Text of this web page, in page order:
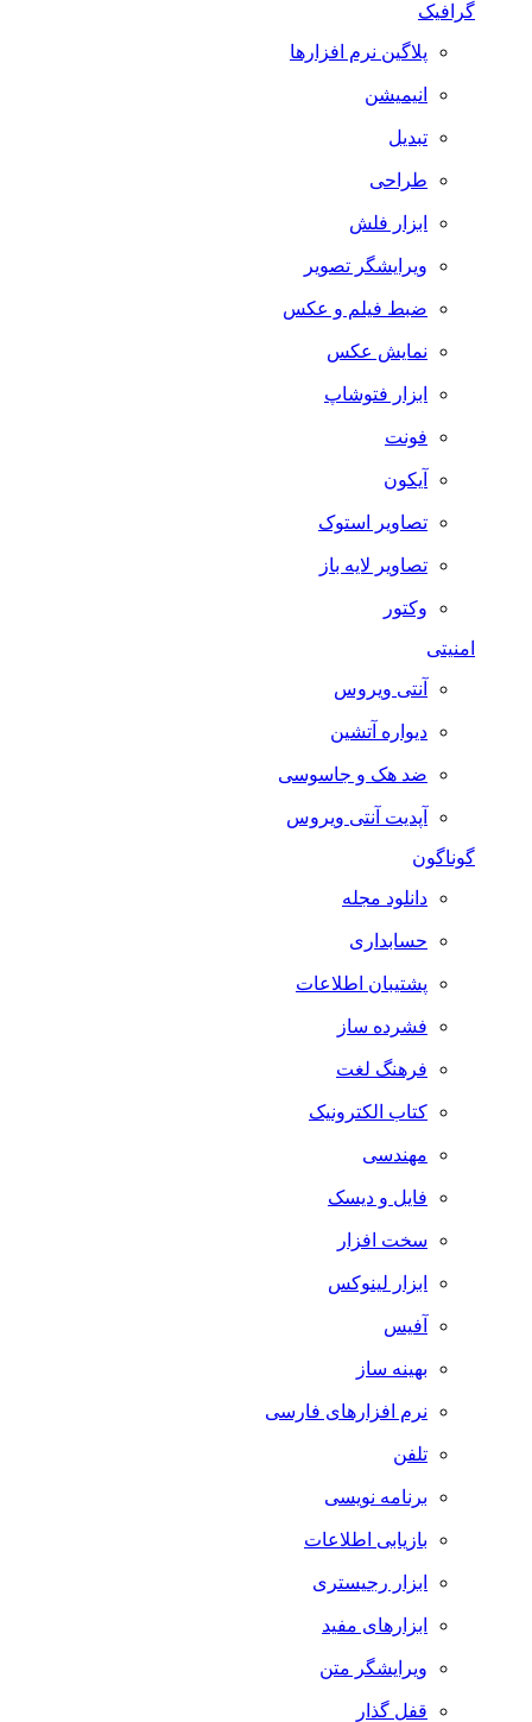
گرافیک
پلاگین نرم افزارها
انیمیشن
تبدیل
طراحی
ابزار فلش
ویرایشگر تصویر
ضبط فيلم و عكس
نمایش عکس
ابزار فتوشاپ
فونت
آیکون
تصاویر استوک
تصاویر لایه باز
وکتور
امنیتی
آنتی ویروس
دیواره آتشین
ضد هک و جاسوسی
آپدیت آنتی ویروس
گوناگون
دانلود مجله
حسابداری
پشتیبان اطلاعات
فشرده ساز
فرهنگ لغت
کتاب الکترونیک
مهندسی
فایل و دیسک
سخت افزار
ابزار لینوکس
آفیس
بهینه ساز
نرم افزارهای فارسی
تلفن
برنامه نویسی
بازیابی اطلاعات
ابزار رجیستری
ابزارهای مفید
ویرایشگر متن
قفل گذار